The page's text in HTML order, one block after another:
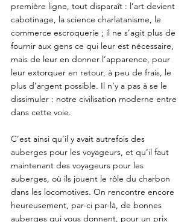
première ligne, tout disparaît : l’art devient
cabotinage, la science charlatanisme, le
commerce escroquerie ; il ne s’agit plus de
fournir aux gens ce qui leur est nécessaire,
mais de leur en donner l’apparence, pour
leur extorquer en retour, à peu de frais, le
plus d’argent possible. Il n’y a pas à se le
dissimuler : notre civilisation moderne entre
dans cette voie.
C’est ainsi qu’il y avait autrefois des
auberges pour les voyageurs, et qu’il faut
maintenant des voyageurs pour les
auberges, où ils jouent le rôle du charbon
dans les locomotives. On rencontre encore
heureusement, par-ci par-là, de bonnes
auberges qui vous donnent, pour un prix